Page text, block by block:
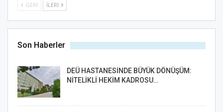
GERI İLERI
Son Haberler
DEÜ HASTANESİNDE BÜYÜK DÖNÜŞÜM:
NİTELİKLİ HEKİM KADROSU…